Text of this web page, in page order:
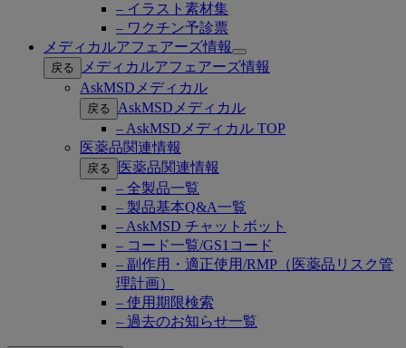
– イラスト素材集
– ワクチン予診票
メディカルアフェアーズ情報
Open
submenu
戻る
メディカルアフェアーズ情報
AskMSDメディカル
戻る
AskMSDメディカル
– AskMSDメディカル TOP
医薬品関連情報
戻る
医薬品関連情報
– 全製品一覧
– 製品基本Q&A一覧
– AskMSD チャットボット
– コード一覧/GS1コード
– 副作用・適正使用/RMP（医薬品リスク管
理計画）
– 使用期限検索
– 過去のお知らせ一覧